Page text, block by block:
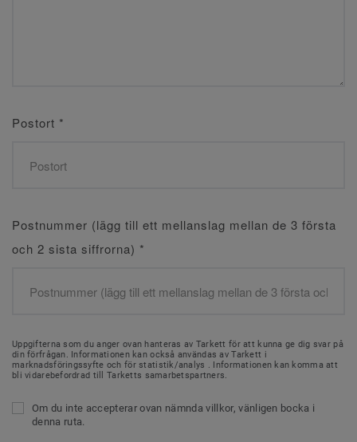
Postort *
Postnummer (lägg till ett mellanslag mellan de 3 första
och 2 sista siffrorna) *
Uppgifterna som du anger ovan hanteras av Tarkett för att kunna ge dig svar på
din förfrågan. Informationen kan också användas av Tarkett i
marknadsföringssyfte och för statistik/analys . Informationen kan komma att
bli vidarebefordrad till Tarketts samarbetspartners.
Om du inte accepterar ovan nämnda villkor, vänligen bocka i
denna ruta.